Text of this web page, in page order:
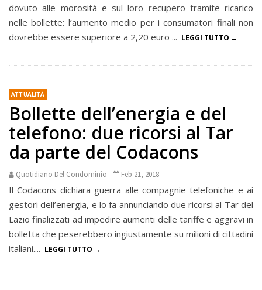
dovuto alle morosità e sul loro recupero tramite ricarico
nelle bollette: l’aumento medio per i consumatori finali non
dovrebbe essere superiore a 2,20 euro ... LEGGI TUTTO
ATTUALITÀ
Bollette dell’energia e del
telefono: due ricorsi al Tar
da parte del Codacons
Quotidiano Del Condominio Feb 21, 2018
Il Codacons dichiara guerra alle compagnie telefoniche e ai
gestori dell’energia, e lo fa annunciando due ricorsi al Tar del
Lazio finalizzati ad impedire aumenti delle tariffe e aggravi in
bolletta che peserebbero ingiustamente su milioni di cittadini
italiani.... LEGGI TUTTO